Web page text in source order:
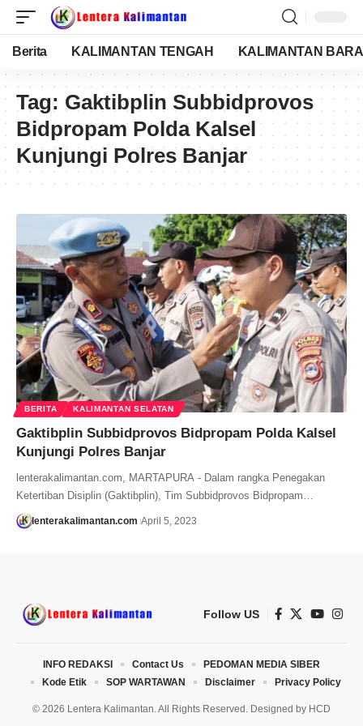
Berita KALIMANTAN TENGAH KALIMANTAN
Tag: Gaktibplin Subbidprovos
Bidpropam Polda Kalsel
Kunjungi Polres Banjar
BERITA KALIMANTAN SELATAN
Gaktibplin Subbidprovos Bidpropam Polda Kalsel
Kunjungi Polres Banjar
lenterakalimantan.com, MARTAPURA - Dalam rangka Penegakan
Ketertiban Disiplin (Gaktibplin), Tim Subbidprovos Bidpropam…
lenterakalimantan.com April 5, 2023
Follow US
© 2026 Lentera Kalimantan. All Rights Reserved. Designed by HCD
INFO REDAKSI Contact Us
PEDOMAN MEDIA SIBER
Kode Etik
SOP WARTAWAN Disclaimer Privacy Policy